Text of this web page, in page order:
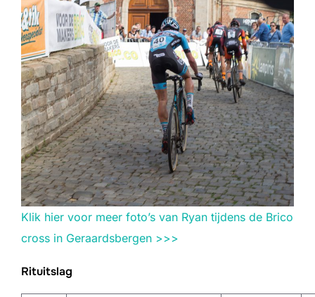
Klik hier voor meer foto’s van Ryan tijdens de Brico
cross in Geraardsbergen >>>
Rituitslag